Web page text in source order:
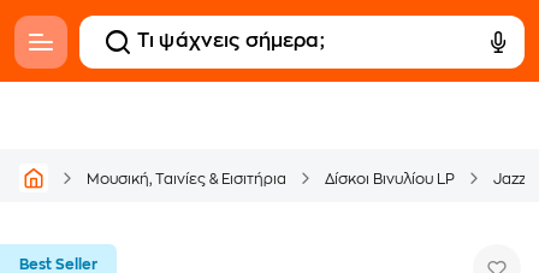
Μουσική, Ταινίες & Εισιτήρια Δίσκοι Βινυλίου LP Jazz
Best Seller